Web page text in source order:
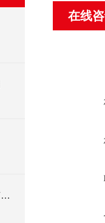
多功能提取罐设备的注意事项有哪些
在线